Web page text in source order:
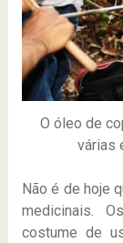
O óleo de
várias
Não é de hoje
medicinais.
costume de